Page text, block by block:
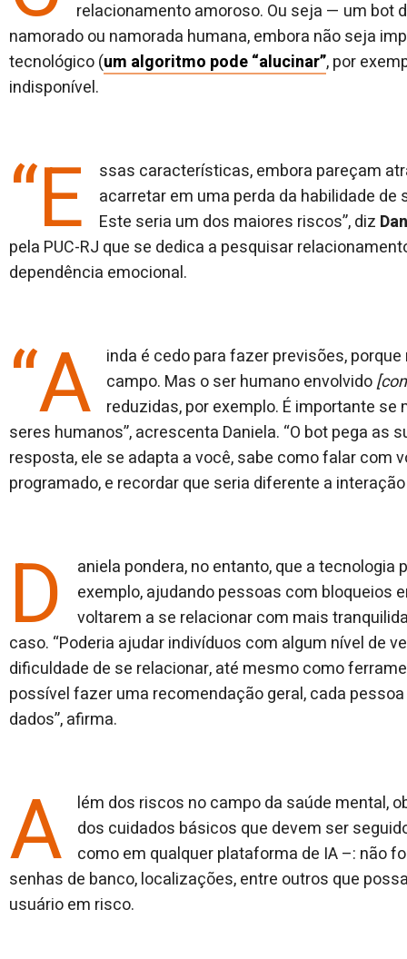
relacionamento amoroso. Ou seja — um bot
namorado ou namorada humana, embora não seja
tecnológico (um algoritmo pode “alucinar”, por
indisponível.
“E
ssas características, embora pareçam
acarretar em uma perda da habilidade
Este seria um dos maiores riscos”, diz
pela PUC-RJ que se dedica a pesquisar
dependência emocional.
“A
inda é cedo para fazer previsões,
campo. Mas o ser humano envolvido
reduzidas, por exemplo. É importante
seres humanos”, acrescenta Daniela. “O bot pega as
resposta, ele se adapta a você, sabe como falar com
programado, e recordar que seria diferente a
D
aniela pondera, no entanto, que a
exemplo, ajudando pessoas com bloqueios
voltarem a se relacionar com mais
caso. “Poderia ajudar indivíduos com algum nível de
dificuldade de se relacionar, até mesmo como
possível fazer uma recomendação geral, cada
dados”, afirma.
A
lém dos riscos no campo da saúde mental,
dos cuidados básicos que devem ser
como em qualquer plataforma de IA –: não
senhas de banco, localizações, entre outros que
usuário em risco.